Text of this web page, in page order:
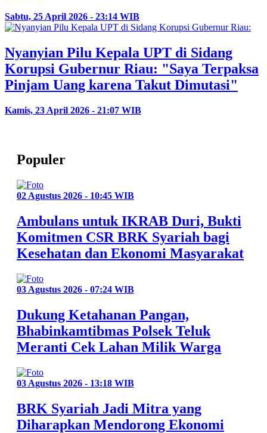
Sabtu, 25 April 2026 - 23:14 WIB
Nyanyian Pilu Kepala UPT di Sidang
Korupsi Gubernur Riau: "Saya Terpaksa
Pinjam Uang karena Takut Dimutasi"
Kamis, 23 April 2026 - 21:07 WIB
Populer
02 Agustus 2026 - 10:45 WIB
Ambulans untuk IKRAB Duri, Bukti
Komitmen CSR BRK Syariah bagi
Kesehatan dan Ekonomi Masyarakat
03 Agustus 2026 - 07:24 WIB
Dukung Ketahanan Pangan,
Bhabinkamtibmas Polsek Teluk
Meranti Cek Lahan Milik Warga
03 Agustus 2026 - 13:18 WIB
BRK Syariah Jadi Mitra yang
Diharapkan Mendorong Ekonomi